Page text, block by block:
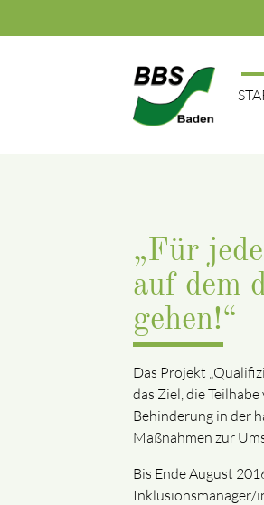
„Für
auf dem
gehen!“
Das Projekt
das Ziel, die
Behinderung in der
Maßnahmen zur
Bis Ende August
Inklusionsmanager/